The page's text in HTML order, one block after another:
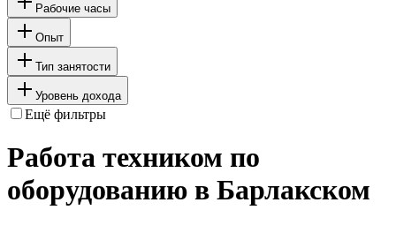
Рабочие часы
Опыт
Тип занятости
Уровень дохода
Ещё фильтры
Работа техником по
оборудованию в Барлакском